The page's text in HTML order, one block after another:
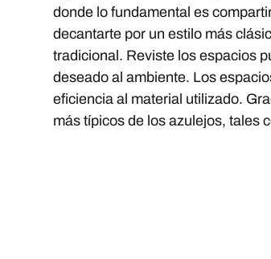
donde lo fundamental es
decantarte por un estilo más
tradicional. Reviste los espacios
deseado al ambiente. Los
eficiencia al material utilizado.
más típicos de los azulejos, tales